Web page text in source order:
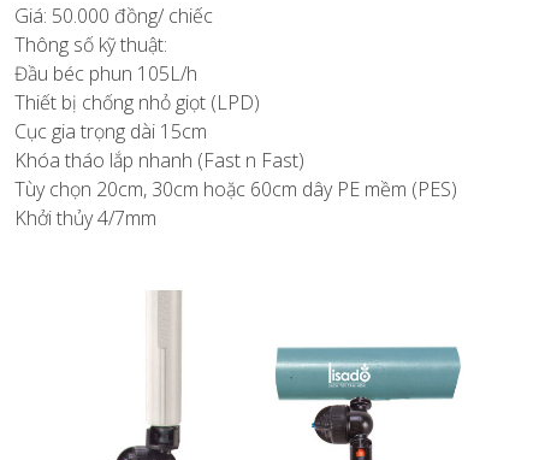
Giá: 50.000 đồng/ chiếc
Thông số kỹ thuật:
Đầu béc phun 105L/h
Thiết bị chống nhỏ giọt (LPD)
Cục gia trọng dài 15cm
Khóa tháo lắp nhanh (Fast n Fast)
Tùy chọn 20cm, 30cm hoặc 60cm dây PE mềm (PES)
Khởi thủy 4/7mm